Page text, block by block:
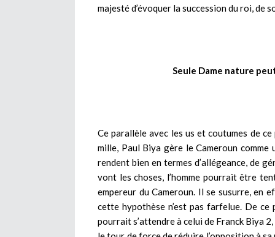
majesté d’évoquer la succession du roi, de
Seule Dame nature
Ce parallèle avec les us et coutumes de ce
mille, Paul Biya gère le Cameroun
rendent bien en termes d’allégeance, de
vont les choses, l’homme pourrait être
empereur du Cameroun. Il se susurre, en
cette hypothèse n’est pas farfelue. De ce
pourrait s’attendre à celui de Franck Biya